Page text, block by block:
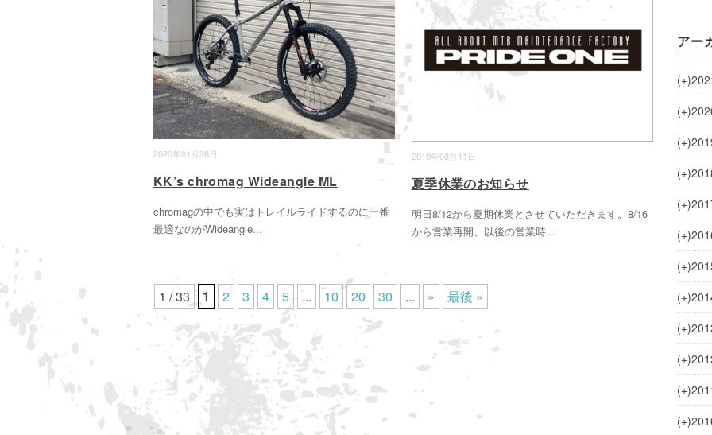
2020年01月26日
KK’s chromag Wideangle ML
chromagの中でも実はトレイルライドするのに一番
最適なのがWideangle...
2019年08月11日
夏季休業のお知らせ
明日8/12から夏期休業とさせていただきます。8/16
から営業再開、以後の営業時...
1 / 33 1 2 3 4 5 ... 10 20 30 ... » 最後 »
アー
(+)
(+)
(+)
(+)
(+)
(+)
(+)
(+)
(+)
(+)
(+)
(+)